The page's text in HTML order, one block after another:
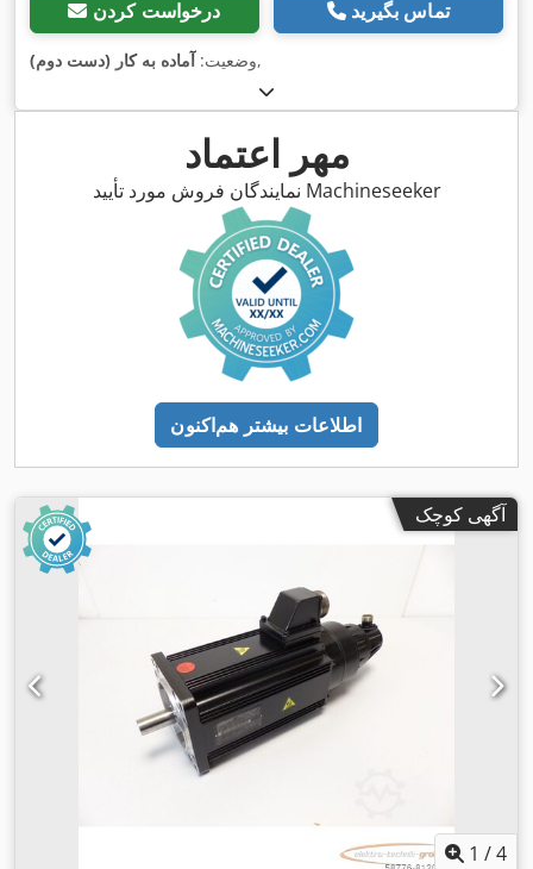
درخواست کردن تماس بگیرید
وضعیت:آماده به کار (دست دوم) ,
مهر اعتماد
نمایندگان فروش مورد تأیید Machineseeker
اطلاعات بیشتر هم‌اکنون
آگهی کوچک
1 /4